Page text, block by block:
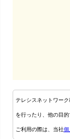
テレシスネットワー
を行ったり、他の目的
ご利用の際は、当社個